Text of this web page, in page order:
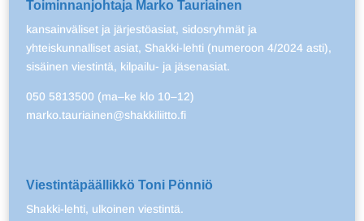
Toiminnanjohtaja Marko Tauriainen
kansainväliset ja järjestöasiat, sidosryhmät ja
yhteiskunnalliset asiat, Shakki-lehti (numeroon 4/2024 asti),
sisäinen viestintä, kilpailu- ja jäsenasiat.
050 5813500 (ma–ke klo 10–12)
marko.tauriainen@shakkiliitto.fi
Viestintäpäällikkö Toni Pönniö
Shakki-lehti, ulkoinen viestintä.